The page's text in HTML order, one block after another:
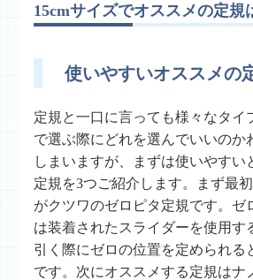
15cmサイズでオススメの定規
使いやすいオススメの
定規と一口に言っても様々なタイ
で選ぶ際にどれを選んでいいのか
しまいますが、まずは使いやすい
定規を3つご紹介します。まず最
がクツワのゼロピタ定規です。ゼ
は装着されたスライダーを使用す
引く際にゼロの位置を定められる
です。次にオススメする定規はナ